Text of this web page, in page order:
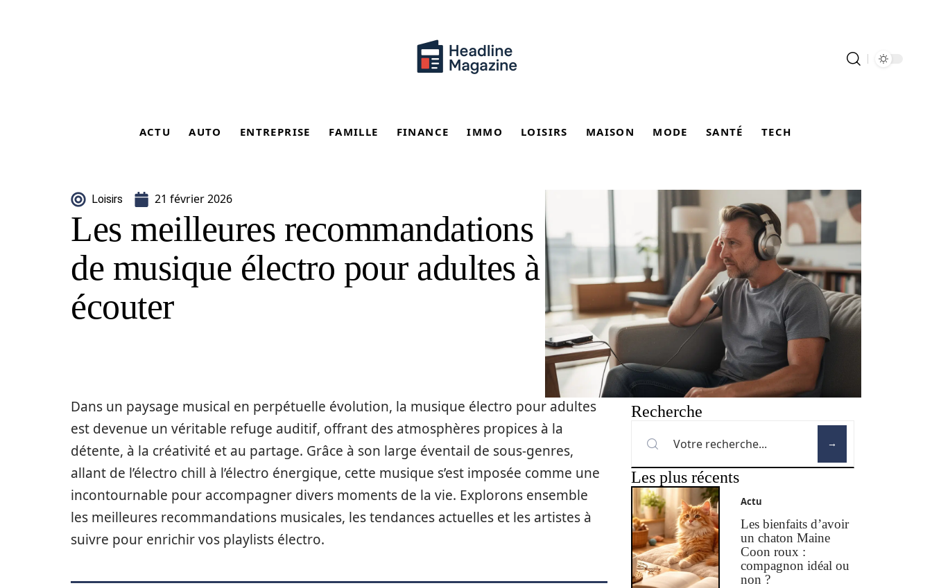
ACTU AUTO ENTREPRISE FAMILLE FINANCE IMMO LOISIRS MAISON MODE SANTÉ TECH
Loisirs 21 février 2026
Les meilleures recommandations
de musique électro pour adultes à
écouter
Dans un paysage musical en perpétuelle évolution, la musique électro pour adultes
est devenue un véritable refuge auditif, offrant des atmosphères propices à la
détente, à la créativité et au partage. Grâce à son large éventail de sous-genres,
allant de l’électro chill à l’électro énergique, cette musique s’est imposée comme une
incontournable pour accompagner divers moments de la vie. Explorons ensemble
les meilleures recommandations musicales, les tendances actuelles et les artistes à
suivre pour enrichir vos playlists électro.
Recherche
Les plus récents
Actu
Les bienfaits d’avoir
un chaton Maine
Coon roux :
compagnon idéal ou
non ?